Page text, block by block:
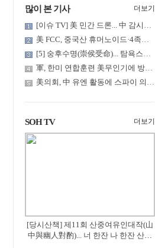
많이 본 기사 더보기
[이슈 TV] 美 민간 드론... 中 감시망 뚫고 군함 근접 촬영
美 FCC, 중국산 휴머노이드·4족보행 로봇·전력 인버터 신규 수입 .....
[5] 숭후수명(崇侯受命)... 탐욕스러운 북백후, 정벌의 기치를 올.....
軍, 한미 연합훈련 美무인기에 방공태세 발령... 왜?
美의회, 中 유엔 활동에 스파이 의혹 제기
SOH TV 더보기
[당시산책] 제11회 산중여유인대작(山
中與幽人對酌)... 너 한잔 나 한잔 산의